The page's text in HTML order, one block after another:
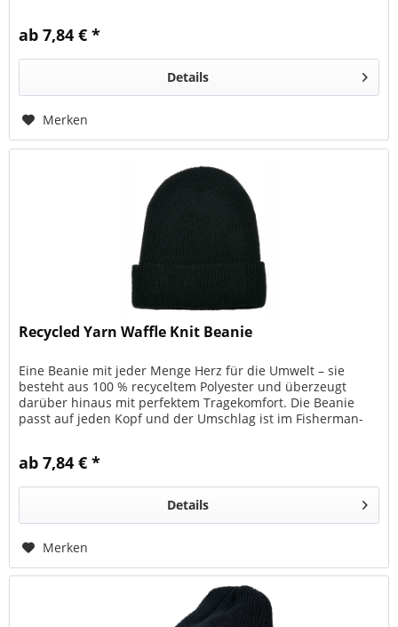
ab 7,84 € *
Details
Merken
Recycled Yarn Waffle Knit Beanie
Eine Beanie mit jeder Menge Herz für die Umwelt – sie
besteht aus 100 % recyceltem Polyester und überzeugt
darüber hinaus mit perfektem Tragekomfort. Die Beanie
passt auf jeden Kopf und der Umschlag ist im Fisherman-
ab 7,84 € *
Details
Merken